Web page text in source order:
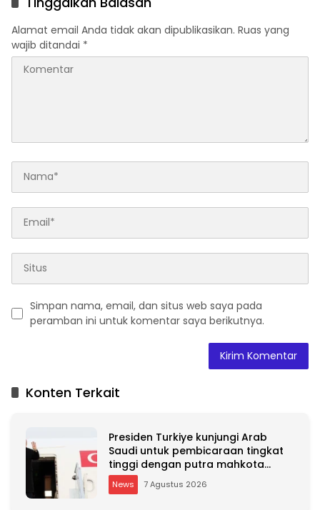
Alamat email Anda tidak akan dipublikasikan. Ruas yang
wajib ditandai *
Simpan nama, email, dan situs web saya pada
peramban ini untuk komentar saya berikutnya.
e Konten Terkait
Presiden Turkiye kunjungi Arab
Saudi untuk pembicaraan tingkat
tinggi dengan putra mahkota
Saudi dan PM Pakistan
News 7 Agustus 2026